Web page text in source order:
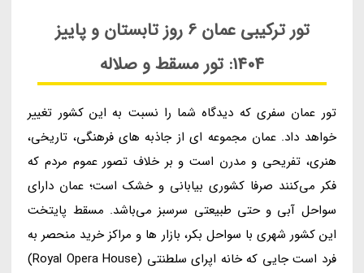
تور ترکیبی عمان 6 روز تابستان و پاییز
1404: تور مسقط و صلاله
تور عمان سفری که دیدگاه شما را نسبت به این کشور تغییر
خواهد داد. عمان مجموعه ای از جاذبه های فرهنگی، تاریخی،
هنری، تفریحی و مدرن است و بر خلاف تصور عموم مردم که
فکر می‌کنند صرفا کشوری بیابانی و خشک است؛ عمان دارای
سواحل آبی و حتی طبیعتی سرسبز می‌باشد. مسقط پایتخت
این کشور شهری با سواحل بکر، بازار ها و مراکز خرید منحصر به
فرد است جایی که خانه اپرای سلطنتی (Royal Opera House)